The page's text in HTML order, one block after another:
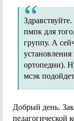
пмпк для
группу. А
ортопедии).
мсэк
Добрый день.
педагогической